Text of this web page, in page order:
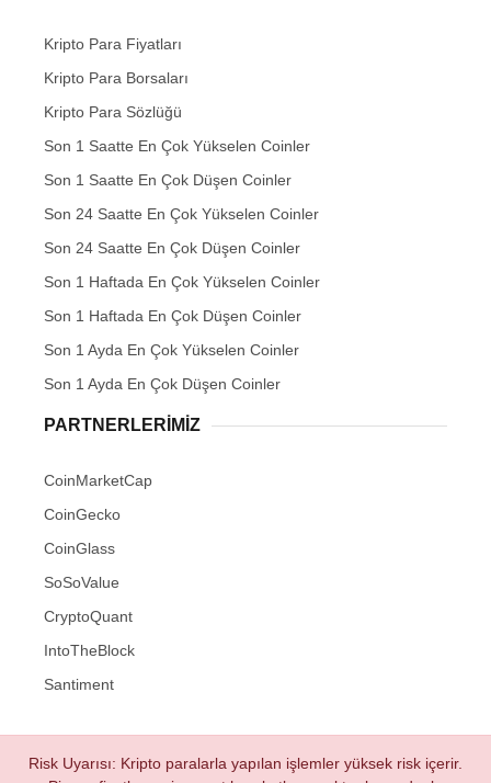
Kripto Para Fiyatları
Kripto Para Borsaları
Kripto Para Sözlüğü
Son 1 Saatte En Çok Yükselen Coinler
Son 1 Saatte En Çok Düşen Coinler
Son 24 Saatte En Çok Yükselen Coinler
Son 24 Saatte En Çok Düşen Coinler
Son 1 Haftada En Çok Yükselen Coinler
Son 1 Haftada En Çok Düşen Coinler
Son 1 Ayda En Çok Yükselen Coinler
Son 1 Ayda En Çok Düşen Coinler
PARTNERLERIMIZ
CoinMarketCap
CoinGecko
CoinGlass
SoSoValue
CryptoQuant
IntoTheBlock
Santiment
Risk Uyarısı: Kripto paralarla yapılan işlemler yüksek risk içerir.